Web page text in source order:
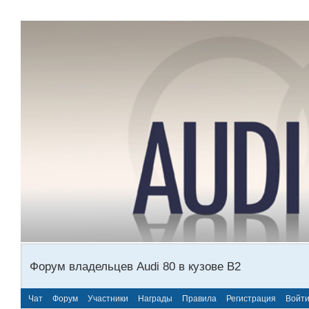
Форум владельцев Audi 80 в кузове В2
Чат Форум Участники Награды Правила Регистрация Войти